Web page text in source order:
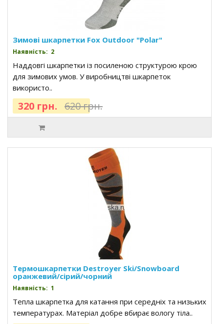
Зимові шкарпетки Fox Outdoor "Polar"
Наявність: 2
Наддовгі шкарпетки із посиленою структурою крою
для зимових умов. У виробництві шкарпеток
використо..
320 грн. 620 грн.
Термошкарпетки Destroyer Ski/Snowboard
оранжевий/сірий/чорний
Наявність: 1
Тепла шкарпетка для катання при середніх та низьких
температурах. Матеріал добре вбирає вологу тіла..